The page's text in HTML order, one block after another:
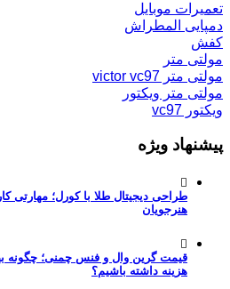
تعمیرات موبایل
دمپایی المطراش
کفش
مولتی متر
مولتی متر victor vc97
مولتی متر ویکتور
ویکتور vc97
پیشنهاد ویژه
طراحی دیجیتال طلا با کورل؛ مهارتی
هنرجویان
قیمت گرین وال و فنس چمنی؛ چگونه
هزینه داشته باشیم؟